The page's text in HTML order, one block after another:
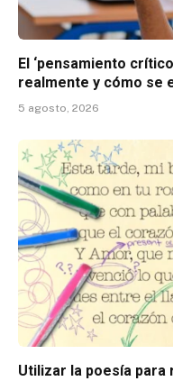
El ‘pensamiento
realmente y cómo se
5 agosto, 2026
Utilizar la poesía